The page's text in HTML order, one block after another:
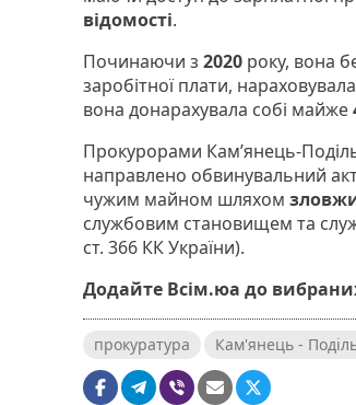
відомості.
Починаючи з 2020 року, вона
заробітної плати,
вона донарахувала собі майже
Прокурорами Кам’янець-
направлено обвинувальний
чужим майном шляхом
службовим становищем та
ст. 366 КК України).
Додайте Всім.юа до
прокуратура Кам'янець -